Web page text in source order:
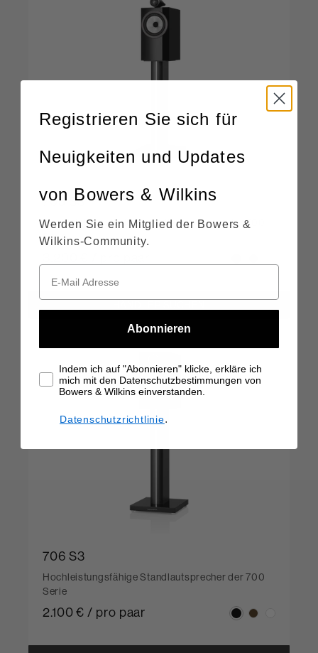
705 S3
Hochleistungsfähige Standlautsprecher der 700
Serie
706 S3
Hochleistungsfähige Standlautsprecher der 700
Serie
2.100 € / pro paar
Registrieren Sie sich für
Neuigkeiten und Updates
von Bowers & Wilkins
Werden Sie ein Mitglied der Bowers &
Wilkins-Community.
Abonnieren
Indem ich auf "Abonnieren" klicke, erkläre ich
mich mit den Datenschutzbestimmungen von
Bowers & Wilkins einverstanden.
Datenschutzrichtlinie.